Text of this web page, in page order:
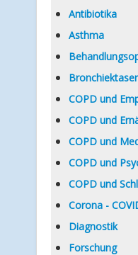
Antibiotika
Asthma
COPD und
COPD und
COPD und
COPD und
COPD und
Corona -
Diagnostik
Forschung